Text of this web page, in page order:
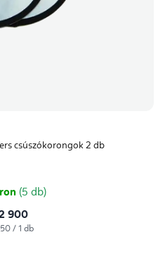
csúszókorongok 2 db
(5 db)
900
/ 1 db